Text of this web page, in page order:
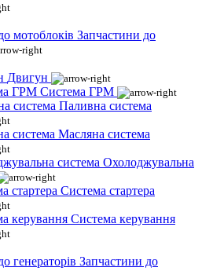
Запчастини до
Двигун
Система ГРМ
Паливна система
Масляна система
Охолоджувальна
Система стартера
Система керування
Запчастини до